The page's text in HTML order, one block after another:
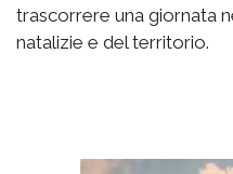
trascorrere una giornata
natalizie e del territorio.